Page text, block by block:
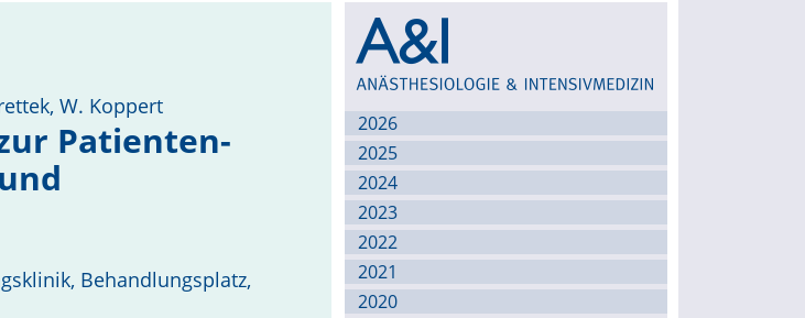
W. Koppert
zur Patienten­
Behandlungsplatz,
Archiv
2026
2025
2024
2023
2022
2021
2020